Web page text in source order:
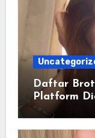
Daftar
Platform
Masa Kini